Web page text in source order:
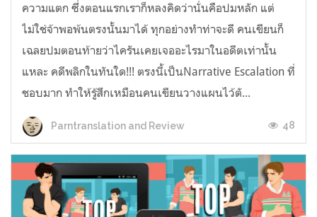
ความแตก ซึ่งตอนแรกเราก็หลงคิดว่านั่นคือปมหลัก แต่
ไม่ใช่จ้าพอพ้นตรงนั้นมาได้ ทุกอย่างทำท่าจะดี คนเขียนก็
เฉลยปมตอนท้ายว่าไครันเคยเจออะไรมาในอดีตเท่านั้น
แหละ คดีพลิกในทันใด!!! ตรงนี้เป็นNarrative Escalation ที่
ชอบมาก ทำให้รู้สึกเหมือนคนเขียนวางแผนไว้ตั...
Parntranslation and Review 48